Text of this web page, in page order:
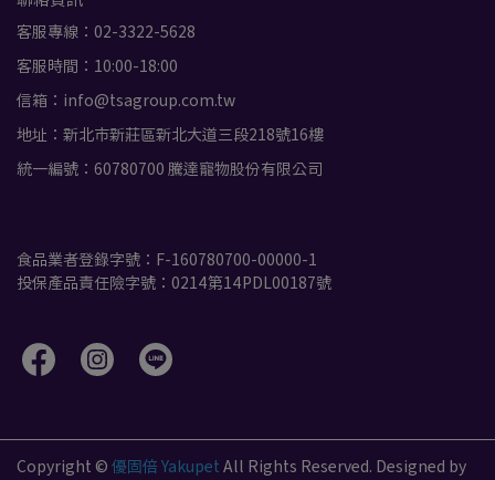
客服專線：02-3322-5628
客服時間：10:00-18:00
信箱：info@tsagroup.com.tw
地址：新北市新莊區新北大道三段218號16樓
統一編號：60780700 騰達寵物股份有限公司
食品業者登錄字號：F-160780700-00000-1
投保產品責任險字號：0214第14PDL00187號
Copyright © 優固倍 Yakupet All Rights Reserved. Designed by